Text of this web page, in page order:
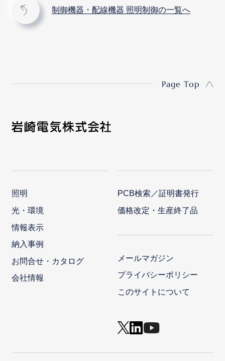
制御機器・配線機器 照明制御の一覧へ
Page Top
照明
光・環境
情報表示
納入事例
お問合せ・カタログ
会社情報
PCB検索／証明書発行
価格改定・生産終了品
メールマガジン
プライバシーポリシー
このサイトについて